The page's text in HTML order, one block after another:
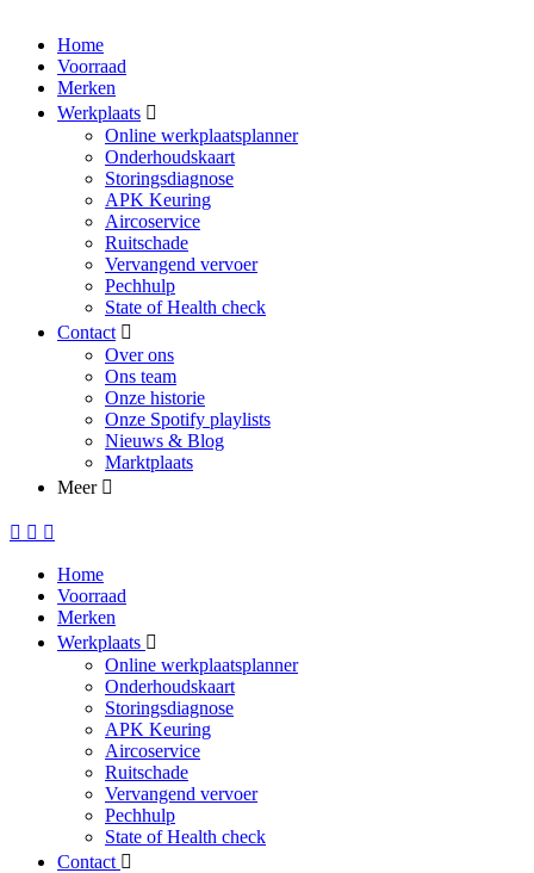
Home
Voorraad
Merken
Werkplaats
Online werkplaatsplanner
Onderhoudskaart
Storingsdiagnose
APK Keuring
Aircoservice
Ruitschade
Vervangend vervoer
Pechhulp
State of Health check
Contact
Over ons
Ons team
Onze historie
Onze Spotify playlists
Nieuws & Blog
Marktplaats
Meer
Home
Voorraad
Merken
Werkplaats
Online werkplaatsplanner
Onderhoudskaart
Storingsdiagnose
APK Keuring
Aircoservice
Ruitschade
Vervangend vervoer
Pechhulp
State of Health check
Contact